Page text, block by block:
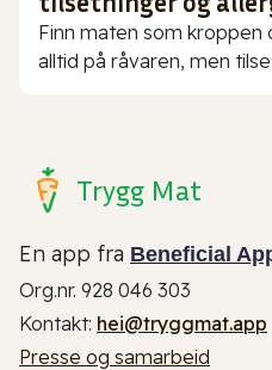
Finn maten som kroppen
alltid på råvaren, men
Trygg Mat
En app fra Beneficial
Org.nr. 928 046 303
Kontakt: hei@tryggmat.app
Presse og samarbeid